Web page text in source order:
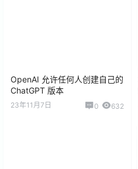
OpenAI 允许任何人创建自己的
ChatGPT 版本
23年11月7日 0 632